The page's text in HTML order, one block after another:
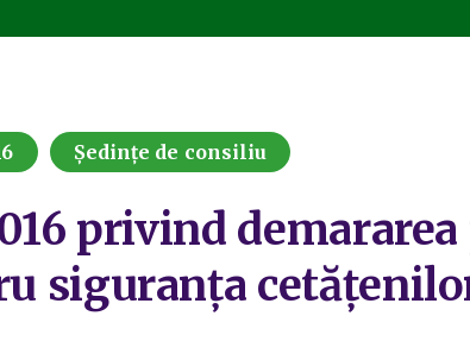
Ședințe de consiliu
privind
siguranța